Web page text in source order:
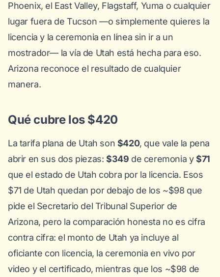
Phoenix, el East Valley, Flagstaff, Yuma o cualquier
lugar fuera de Tucson —o simplemente quieres la
licenciay la ceremonia en línea sin ir a un
mostrador— la vía de Utah está hecha para eso.
Arizona reconoce el resultado de cualquier
manera.
Qué cubre los $420
La tarifa plana de Utah son $420, que vale la pena
abrir en sus dos piezas:$349 de ceremonia y$71
que el estado de Utah cobra por la licencia. Esos
$71 de Utah quedan por debajo de los ~$98 que
pide el Secretario del Tribunal Superior de
Arizona, pero la comparación honesta no es cifra
contra cifra: el monto de Utah ya incluye al
oficiante con licencia, la ceremonia en vivo por
video y el certificado, mientras que los ~$98 de